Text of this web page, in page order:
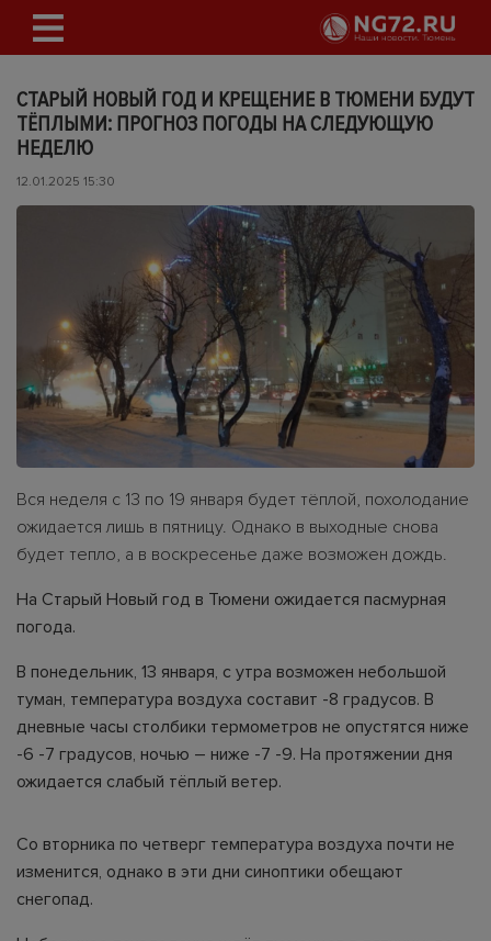
СТАРЫЙ НОВЫЙ ГОД И КРЕЩЕНИЕ В ТЮМЕНИ БУДУТ
ТЁПЛЫМИ: ПРОГНОЗ ПОГОДЫ НА СЛЕДУЮЩУЮ
НЕДЕЛЮ
12.01.2025 15:30
Вся неделя с 13 по 19 января будет тёплой, похолодание
ожидается лишь в пятницу. Однако в выходные снова
будет тепло, а в воскресенье даже возможен дождь.
На Старый Новый год в Тюмени ожидается пасмурная
погода.
В понедельник, 13 января, с утра возможен небольшой
туман, температура воздуха составит -8 градусов. В
дневные часы столбики термометров не опустятся ниже
-6 -7 градусов, ночью – ниже -7 -9. На протяжении дня
ожидается слабый тёплый ветер.
Со вторника по четверг температура воздуха почти не
изменится, однако в эти дни синоптики обещают
снегопад.